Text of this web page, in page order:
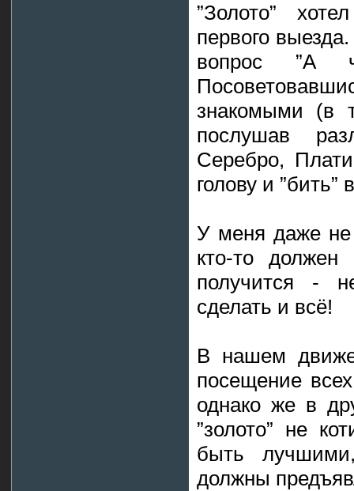
”Золото”
первого
вопрос ”А
знакомыми (в
послушав
Серебро,
голову и ”бить”
У меня даже не
кто-то
получится -
сделать и всё!
В нашем движе
посещение
однако же в
”золото” не
быть
должны